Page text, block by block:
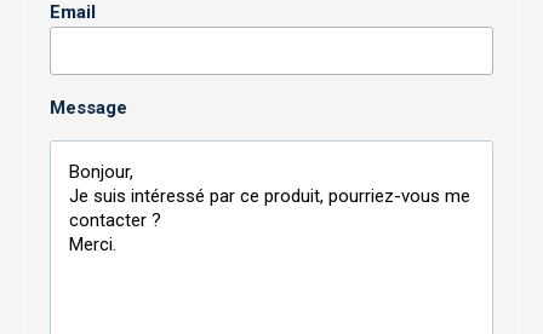
Email
Message